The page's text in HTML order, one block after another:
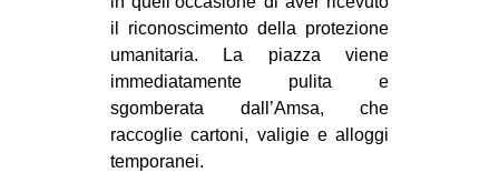
MONDO
EVENTI
in
il riconoscimento della protezione
umanitaria. La piazza viene
immediatamente pulita e
sgomberata dall’Amsa, che
raccoglie cartoni, valigie e alloggi
temporanei.